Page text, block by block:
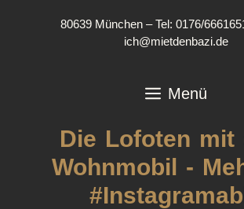
80639 München – Tel: 0176/
ich@mietdenbazi.de
Menü
Die Lofoten mit
Wohnmobil -